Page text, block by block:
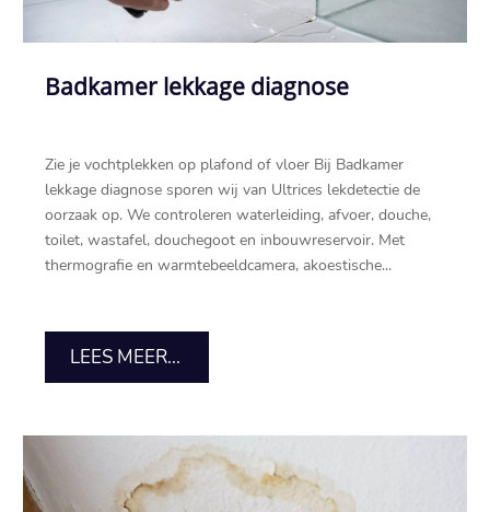
Badkamer lekkage diagnose
Zie je vochtplekken op plafond of vloer Bij Badkamer
lekkage diagnose sporen wij van Ultrices lekdetectie de
oorzaak op.​ We controleren waterleiding, afvoer, douche,
toilet, wastafel, douchegoot en inbouwreservoir.​ Met
thermografie en warmtebeeldcamera, akoestische...
LEES MEER...